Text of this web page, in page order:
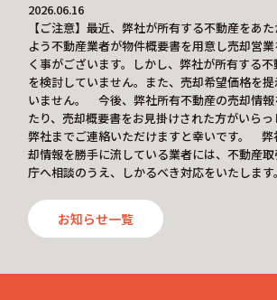
2026.06.16
【ご注意】最近、弊社が所有する不動産をあ
よう不動産業者が物件概要書を用意し売却営
く事がございます。しかし、弊社が所有する
を検討していません。また、売却希望価格を
いません。 今後、弊社所有不動産の売却情
たり、売却概要書をお見掛けされた方がいらっ
弊社までご連絡いただけますと幸いです。 弊
却情報を勝手に流している業者には、不動産
庁へ相談のうえ、しかるべき対応をいたします。
お知らせ一覧